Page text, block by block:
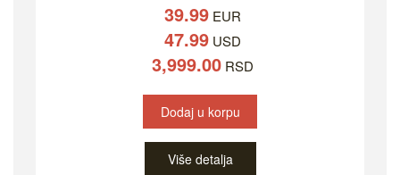
39.99EUR
47.99USD
3,999.00RSD
Dodaj u korpu
Više detalja